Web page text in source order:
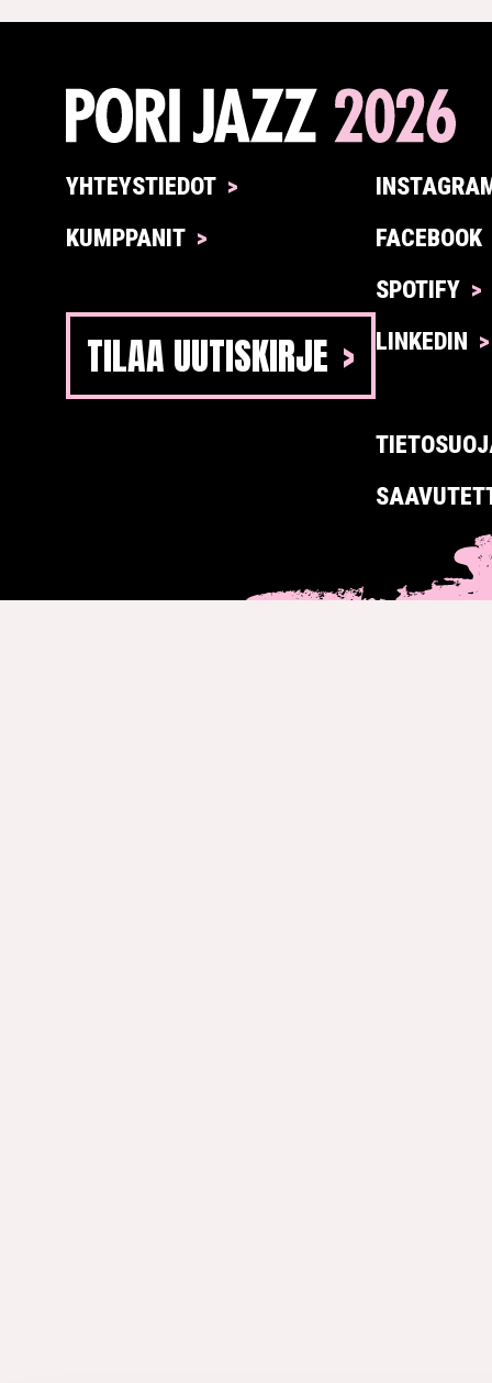
YHTEYSTIEDOT
KUMPPANIT
TILAA UUTISKIRJE
FACEBOOK
SPOTIFY
LINKEDIN